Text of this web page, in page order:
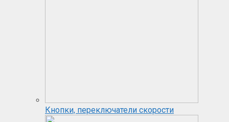
Кнопки, переключатели скорости